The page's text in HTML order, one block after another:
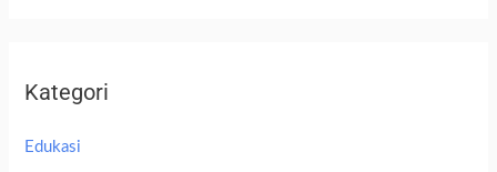
Kategori
Edukasi